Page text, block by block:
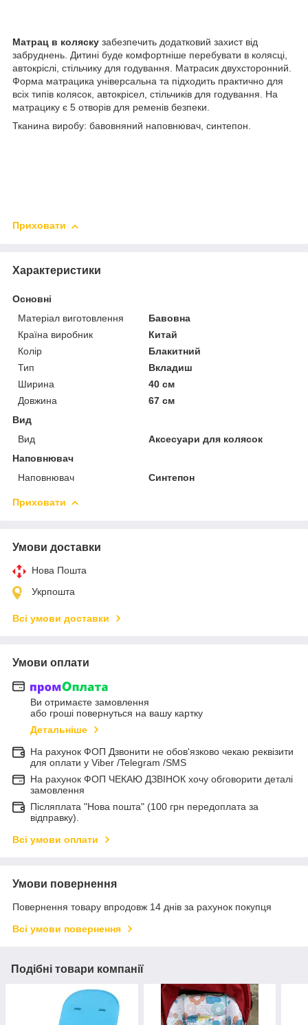
Матрац в коляску забезпечить додатковий захист від
забруднень. Дитині буде комфортніше перебувати в колясці,
автокріслі, стільчику для годування. Матрасик двухсторонний.
Форма матрацика універсальна та підходить практично для
всіх типів колясок, автокрісел, стільчиків для годування. На
матрацику є 5 отворів для ременів безпеки.
Тканина виробу: бавовняний наповнювач, синтепон.
Приховати
Характеристики
Основні
Матеріал виготовлення
Бавовна
Країна виробник
Китай
Колір
Блакитний
Тип
Вкладиш
Ширина
40 см
Довжина
67 см
Вид
Вид
Аксесуари для колясок
Наповнювач
Наповнювач
Синтепон
Приховати
Умови доставки
Нова Пошта
Укрпошта
Всі умови доставки
Умови оплати
Ви отримаєте замовлення
або гроші повернуться на вашу картку
Детальніше
На рахунок ФОП Дзвонити не обов'язково чекаю реквізити
для оплати у Viber /Telegram /SMS
На рахунок ФОП ЧЕКАЮ ДЗВІНОК хочу обговорити деталі
замовлення
Післяплата "Нова пошта" (100 грн передоплата за
відправку).
Всі умови оплати
Умови повернення
Повернення товару впродовж 14 днів за рахунок покупця
Всі умови повернення
Подібні товари компанії